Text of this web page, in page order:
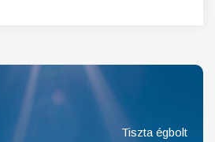
Tiszta égbolt